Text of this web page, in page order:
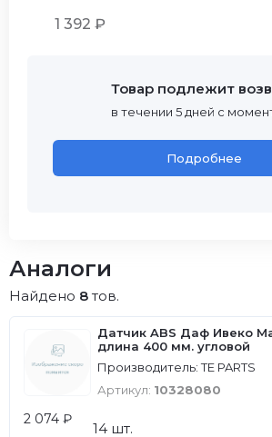
1 392 ₽
Товар подлежит
в течении 5 дней с
Подробнее
Аналоги
Найдено 8 тов.
Датчик ABS Даф Ивеко
длина 400 мм. угловой
Производитель: TE PARTS
Артикул: 10328080
2 074 ₽
14 шт.